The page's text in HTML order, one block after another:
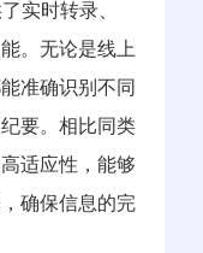
实时转录、
。无论是线上
准确识别不同
要。相比同类
适应性，能够
确保信息的完